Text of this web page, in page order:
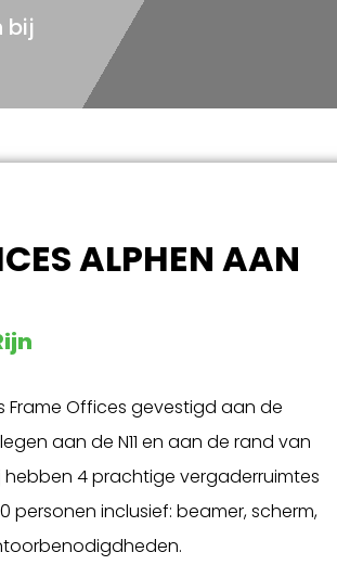
bij
ALPHEN AAN
Frame Offices gevestigd aan de
aan de N11 en aan de rand van
hebben 4 prachtige vergaderruimtes
personen inclusief: beamer, scherm,